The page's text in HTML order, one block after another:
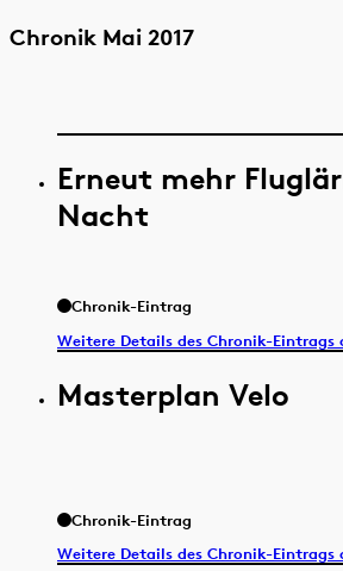
Quelle Zeitraum
Chronik Mai 2017
Erneut mehr
Nacht
Chronik-Eintrag
Weitere Details des Chronik-Eintrags
Masterplan Velo
Chronik-Eintrag
Weitere Details des Chronik-Eintrags